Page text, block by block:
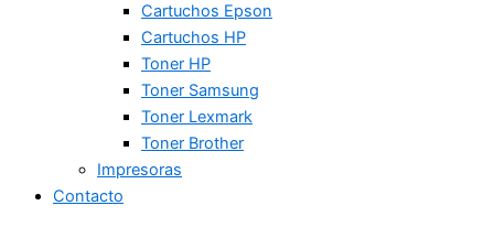
Cartuchos Epson
Cartuchos HP
Toner HP
Toner Samsung
Toner Lexmark
Toner Brother
Impresoras
Contacto